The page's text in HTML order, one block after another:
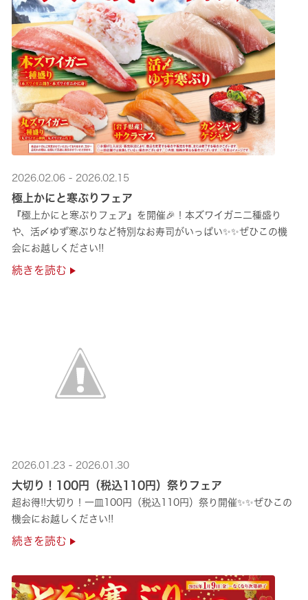
2026.02.06 - 2026.02.15
極上かにと寒ぶりフェア
『極上かにと寒ぶりフェア』を開催🎉！本ズワイガニ二種盛り
や、活〆ゆず寒ぶりなど特別なお寿司がいっぱい✨✨ぜひこの機
会にお越しください!!
続きを読む
2026.01.23 - 2026.01.30
大切り！100円（税込110円）祭りフェア
超お得!!大切り！一皿100円（税込110円）祭り開催✨✨ぜひこの
機会にお越しください!!
続きを読む